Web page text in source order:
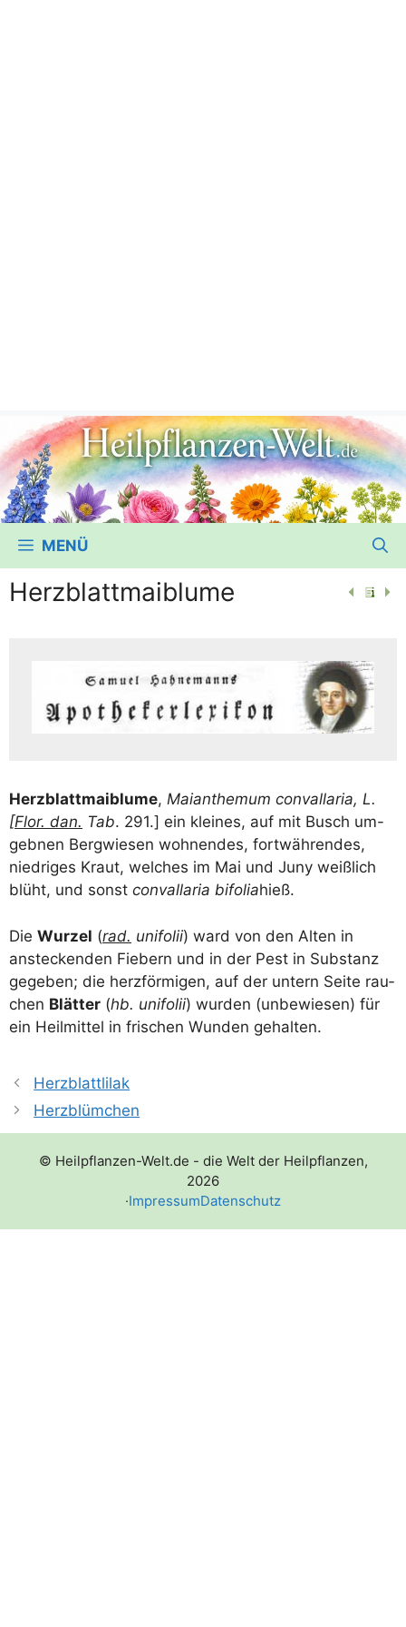
MENÜ
Herzblattmaiblume
Herz­blatt­mai­blu­me, Mai­an­the­mum con­vall­aria, L.
[Flor. dan. Tab. 291.] ein klei­nes, auf mit Busch um-
geb­nen Berg­wie­sen woh­nen­des, fort­wäh­ren­des,
nied­ri­ges Kraut, wel­ches im Mai und Juny weiß­lich
blüht, und sonst con­vall­aria bifo­liahieß.
Die Wur­zel (rad. uni­fo­lii) ward von den Alten in
anste­cken­den Fie­bern und in der Pest in Sub­stanz
gege­ben; die herz­för­mi­gen, auf der untern Sei­te rau­
chen Blät­ter (hb. uni­fo­lii) wur­den (unbe­wie­sen) für
ein Heil­mit­tel in fri­schen Wun­den gehalten.
Herzblattlilak
Herzblümchen
© Heilpflanzen-Welt.de - die Welt der Heilpflanzen,
2026
·ImpressumDatenschutz